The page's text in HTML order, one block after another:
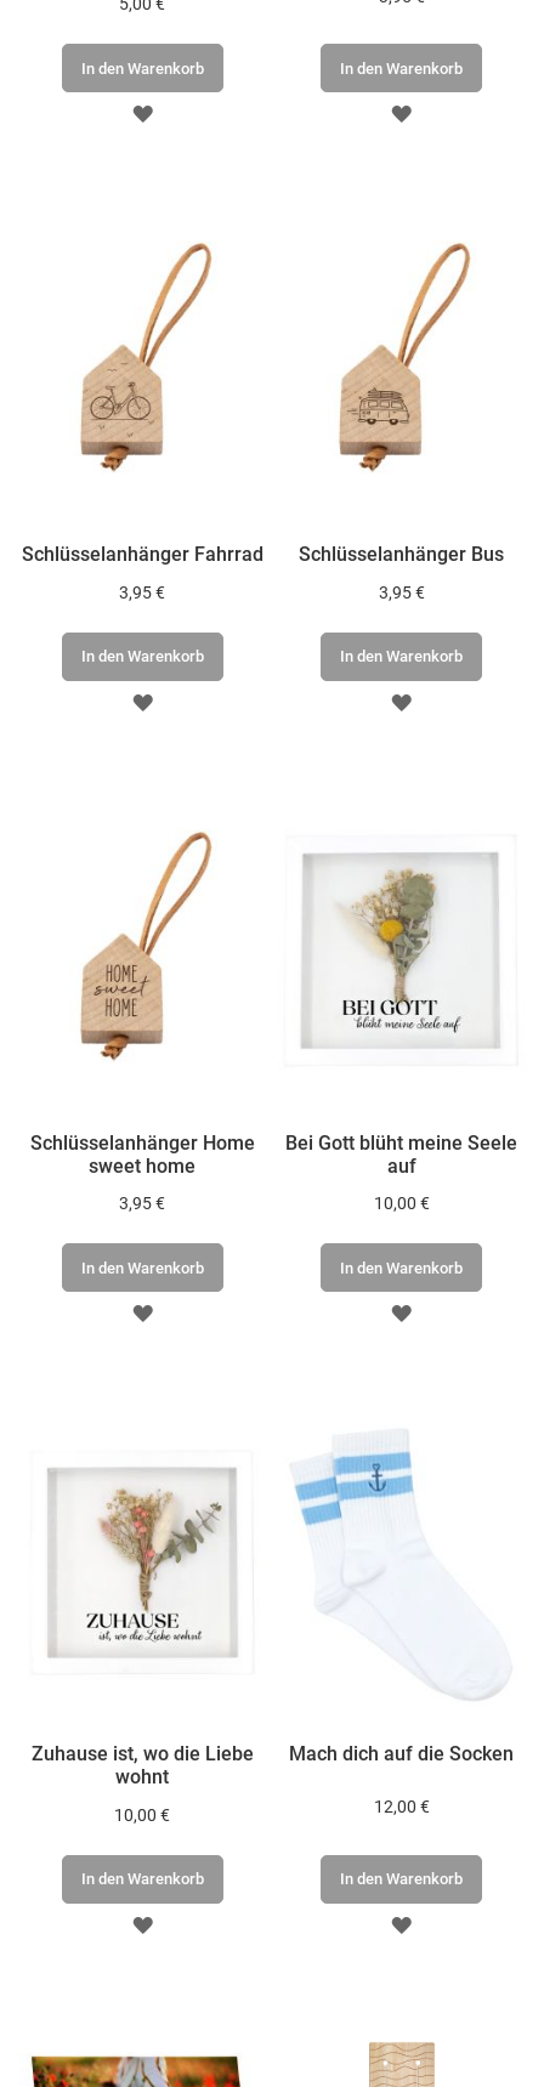
In den Warenkorb
ZUR
In den Warenkorb
ZUR
Schlüsselanhänger Fahrrad
3,95 €
In den Warenkorb
ZUR
Schlüsselanhänger Bus
3,95 €
In den Warenkorb
ZUR
Schlüsselanhänger Home
sweet home
3,95 €
In den Warenkorb
ZUR
Bei Gott blüht meine Seele
auf
10,00 €
In den Warenkorb
ZUR
Zuhause ist, wo die Liebe
wohnt
10,00 €
In den Warenkorb
ZUR
Mach dich auf die Socken
12,00 €
In den Warenkorb
ZUR